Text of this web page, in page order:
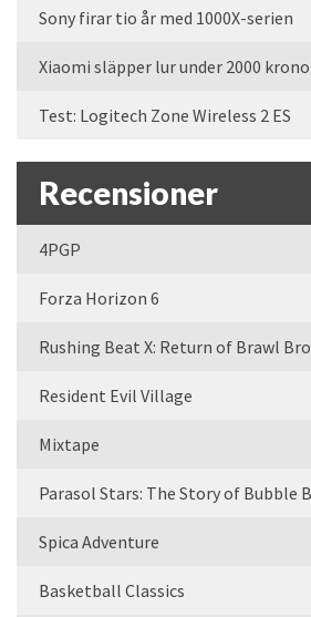
Sony firar tio år med 1000X-serien
Xiaomi släpper lur under 2000
Test: Logitech Zone Wireless 2 ES
Recensioner
4PGP
Forza Horizon 6
Rushing Beat X: Return of Brawl
Resident Evil Village
Mixtape
Parasol Stars: The Story of Bubble
Spica Adventure
Basketball Classics